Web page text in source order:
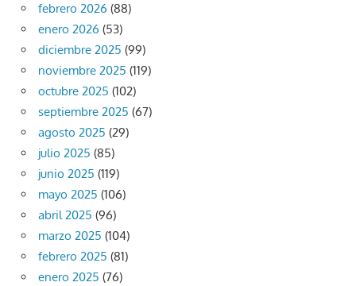
febrero 2026 (88)
enero 2026 (53)
diciembre 2025 (99)
noviembre 2025 (119)
octubre 2025 (102)
septiembre 2025 (67)
agosto 2025 (29)
julio 2025 (85)
junio 2025 (119)
mayo 2025 (106)
abril 2025 (96)
marzo 2025 (104)
febrero 2025 (81)
enero 2025 (76)